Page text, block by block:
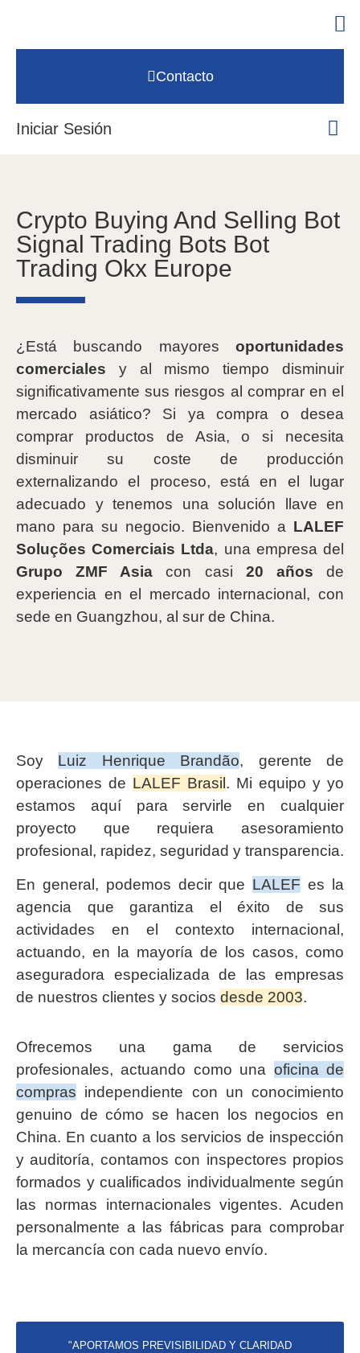
Contacto
Iniciar Sesión
Crypto Buying And Selling Bot
Signal Trading Bots Bot
Trading Okx Europe
¿Está buscando mayores oportunidades
comerciales y al mismo tiempo disminuir
significativamente sus riesgos al comprar en el
mercado asiático? Si ya compra o desea
comprar productos de Asia, o si necesita
disminuir su coste de producción
externalizando el proceso, está en el lugar
adecuado y tenemos una solución llave en
mano para su negocio. Bienvenido a LALEF
Soluções Comerciais Ltda, una empresa del
Grupo ZMF Asia con casi 20 años de
experiencia en el mercado internacional, con
sede en Guangzhou, al sur de China.
Soy Luiz Henrique Brandão, gerente de
operaciones de LALEF Brasil. Mi equipo y yo
estamos aquí para servirle en cualquier
proyecto que requiera asesoramiento
profesional, rapidez, seguridad y transparencia.
En general, podemos decir que LALEF es la
agencia que garantiza el éxito de sus
actividades en el contexto internacional,
actuando, en la mayoría de los casos, como
aseguradora especializada de las empresas
de nuestros clientes y socios desde 2003.
Ofrecemos una gama de servicios
profesionales, actuando como una oficina de
compras independiente con un conocimiento
genuino de cómo se hacen los negocios en
China. En cuanto a los servicios de inspección
y auditoría, contamos con inspectores propios
formados y cualificados individualmente según
las normas internacionales vigentes. Acuden
personalmente a las fábricas para comprobar
la mercancía con cada nuevo envío.
"APORTAMOS PREVISIBILIDAD Y CLARIDAD